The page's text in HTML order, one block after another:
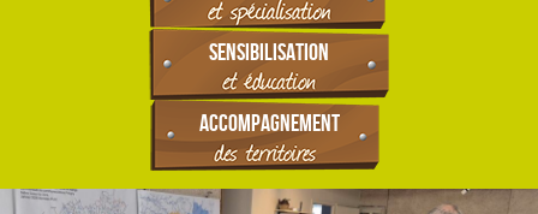
SENSIBILISATION
ACCOMPAGNEMENT